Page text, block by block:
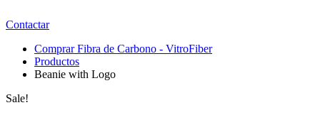
Contactar
Comprar Fibra de Carbono - VitroFiber
Productos
Beanie with Logo
Sale!